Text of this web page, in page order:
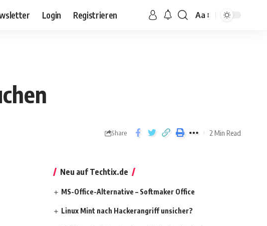
Login Registrieren Aa
Share 2 Min Read
Neu auf Techtix.de
MS-Office-Alternative – Softmaker Office
Linux Mint nach Hackerangriff unsicher?